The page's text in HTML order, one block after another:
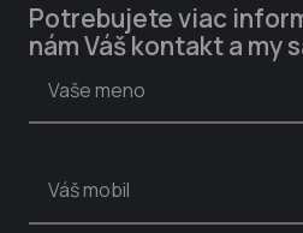
Potrebujete viac
nám Váš kontakt a my